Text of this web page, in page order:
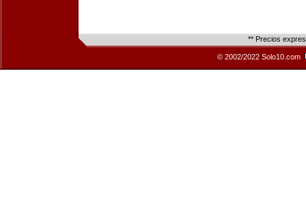
** Precios
© 2002/2022 Solo10.com